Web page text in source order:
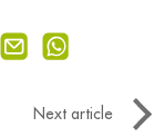
Next article